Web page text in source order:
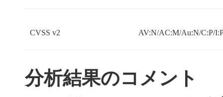
CVSS v2 AV:N/AC:M/Au:N/C:P/
分析結果のコメント